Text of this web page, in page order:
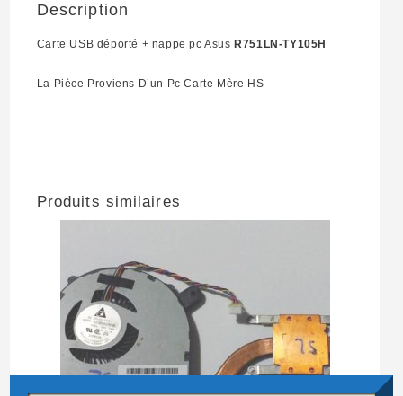
Description
Carte USB déporté + nappe pc Asus R751LN-TY105H
La Pièce Proviens D’un Pc Carte Mère HS
Produits similaires